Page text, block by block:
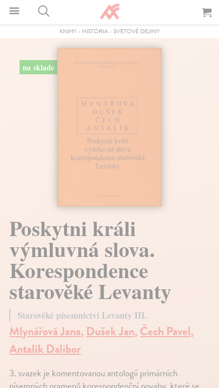
KNIHY- HISTÓRIA- SVETOVÉ DEJINY
na sklade
Poskytni králi
výmluvná slova.
Korespondence
starověké Levanty
Starověké písemnictví Levanty III.
Mlynářová Jana,Dušek Jan,Čech Pavel,
Antalík Dalibor
3. svazek je komentovanou antologií primárních